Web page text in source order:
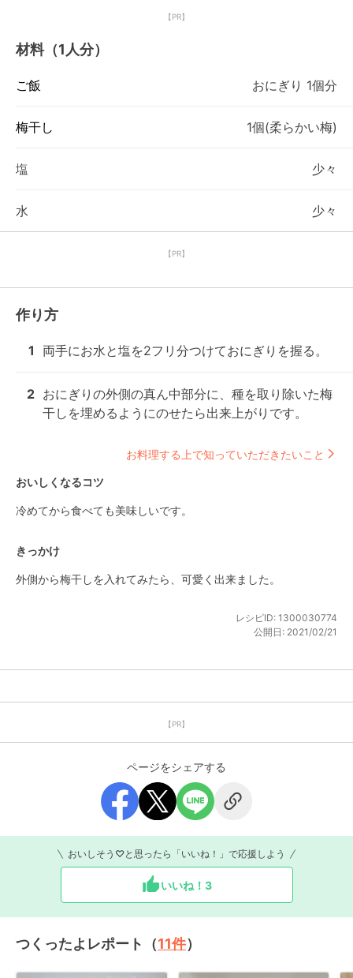
【PR】
材料（1人分）
ご飯 おにぎり 1個分
梅干し 1個(柔らかい梅)
塩 少々
水 少々
【PR】
作り方
1 両手にお水と塩を2フリ分つけておにぎりを握る。
2 おにぎりの外側の真ん中部分に、種を取り除いた梅
干しを埋めるようにのせたら出来上がりです。
お料理する上で知っていただきたいこと
おいしくなるコツ
冷めてから食べても美味しいです。
きっかけ
外側から梅干しを入れてみたら、可愛く出来ました。
レシピID: 1300030774
公開日: 2021/02/21
【PR】
ページをシェアする
おいしそう♡と思ったら「いいね！」で応援しよう
いいね！ 3
つくったよレポート（11件）